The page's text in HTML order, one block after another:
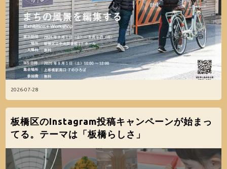
2026-07-28
板橋区のInstagram投稿キャンペーンが始まっ
てる。テーマは「板橋らしさ」